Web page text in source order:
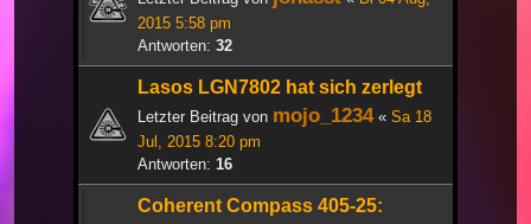
2015 5:58 pm
Antworten: 32
Lasos LGN7802 hat sich zerlegt
Letzter Beitrag von mojo_1234« Sa 18
Jul, 2015 8:20 pm
Antworten: 16
Coherent Compass 405-25: